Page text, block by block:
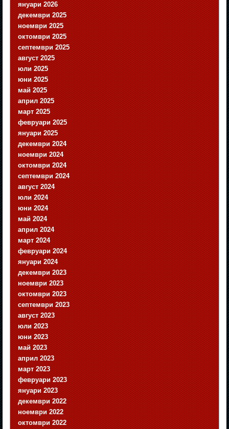
януари 2026
декември 2025
ноември 2025
октомври 2025
септември 2025
август 2025
юли 2025
юни 2025
май 2025
април 2025
март 2025
февруари 2025
януари 2025
декември 2024
ноември 2024
октомври 2024
септември 2024
август 2024
юли 2024
юни 2024
май 2024
април 2024
март 2024
февруари 2024
януари 2024
декември 2023
ноември 2023
октомври 2023
септември 2023
август 2023
юли 2023
юни 2023
май 2023
април 2023
март 2023
февруари 2023
януари 2023
декември 2022
ноември 2022
октомври 2022